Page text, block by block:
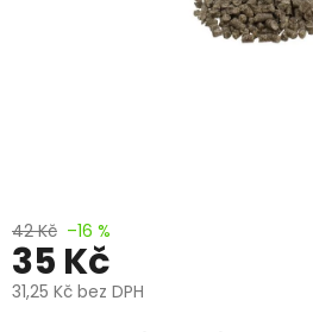
42 Kč –16 %
35 Kč
31,25 Kč bez DPH